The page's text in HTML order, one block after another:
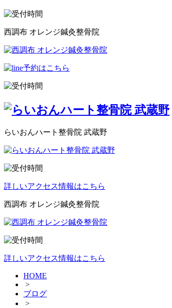
西調布 オレンジ鍼灸整骨院
らいおんハート整骨院 武蔵野
詳しいアクセス情報はこちら
西調布 オレンジ鍼灸整骨院
詳しいアクセス情報はこちら
HOME
>
ブログ
>